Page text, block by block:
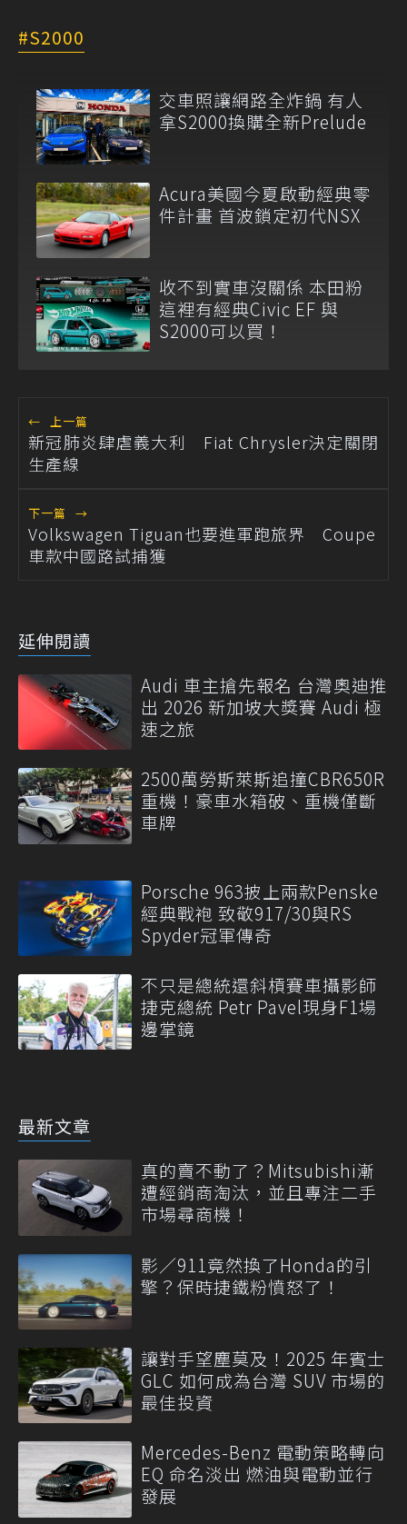
S2000
交車照讓網路全炸鍋 有人
拿S2000換購全新Prelude
Acura美國今夏啟動經典零
件計畫 首波鎖定初代NSX
收不到實車沒關係 本田粉
這裡有經典Civic EF 與
S2000可以買！
← 上一篇
新冠肺炎肆虐義大利 Fiat Chrysler決定關閉
生產線
下一篇 →
Volkswagen Tiguan也要進軍跑旅界 Coupe
車款中國路試捕獲
延伸閱讀
Audi 車主搶先報名 台灣奧迪推
出 2026 新加坡大獎賽 Audi 極
速之旅
2500萬勞斯萊斯追撞CBR650R
重機！豪車水箱破、重機僅斷
車牌
Porsche 963披上兩款Penske
經典戰袍 致敬917/30與RS
Spyder冠軍傳奇
不只是總統還斜槓賽車攝影師
捷克總統 Petr Pavel現身F1場
邊掌鏡
最新文章
真的賣不動了？Mitsubishi漸
遭經銷商淘汰，並且專注二手
市場尋商機！
影／911竟然換了Honda的引
擎？保時捷鐵粉憤怒了！
讓對手望塵莫及！2025 年賓士
GLC 如何成為台灣 SUV 市場的
最佳投資
Mercedes-Benz 電動策略轉向
EQ 命名淡出 燃油與電動並行
發展